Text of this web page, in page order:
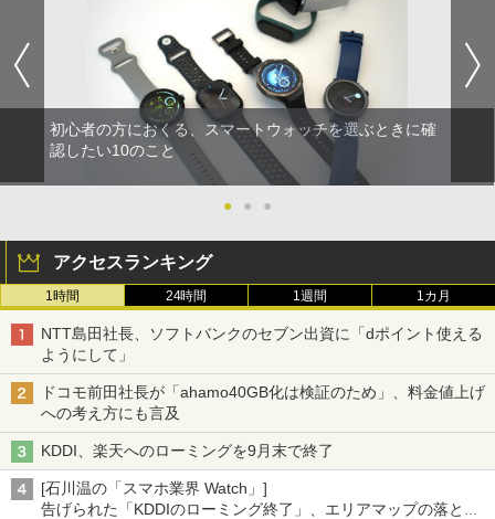
初心者の方におくる、スマートウォッチを選ぶときに確
認したい10のこと
● ● ●
アクセスランキング
1時間 24時間 1週間 1カ月
NTT島田社長、ソフトバンクのセブン出資に「dポイント使える
ようにして」
ドコモ前田社長が「ahamo40GB化は検証のため」、料金値上げ
への考え方にも言及
KDDI、楽天へのローミングを9月末で終了
[石川温の「スマホ業界 Watch」]
告げられた「KDDIのローミング終了」、エリアマップの落とし